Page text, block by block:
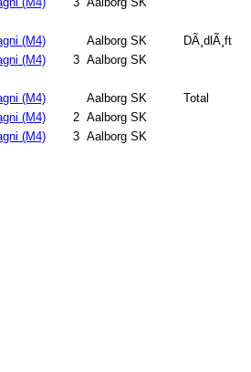
(M4) Aalborg SK
DÃ¸dlÃ¸ft
(M4) 3 Aalborg SK
(M4) Aalborg SK
Total
(M4) 2 Aalborg SK
(M4) 3 Aalborg SK